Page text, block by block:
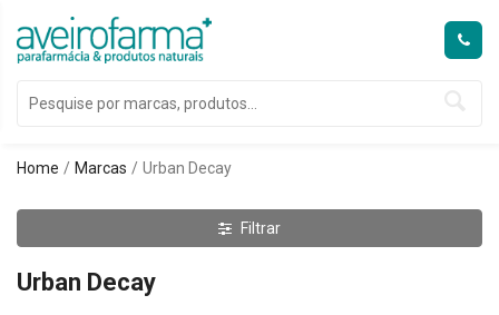
Home Marcas Urban Decay
Filtrar
Urban Decay